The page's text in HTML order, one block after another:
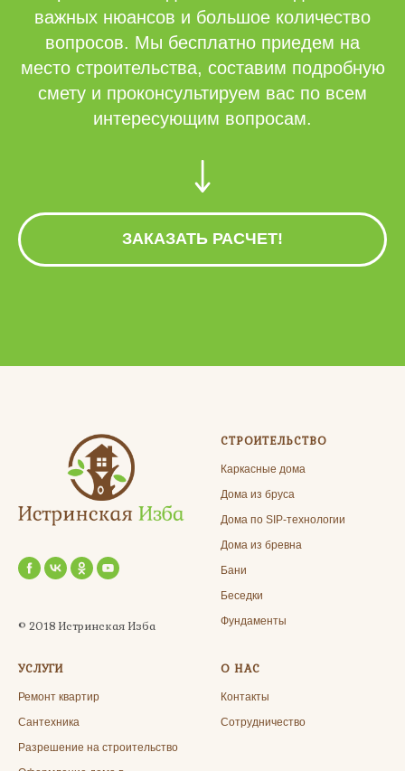
важных нюансов и большое количество
вопросов. Мы бесплатно приедем на
место строительства, составим подробную
смету и проконсультируем вас по всем
интересующим вопросам.
ЗАКАЗАТЬ РАСЧЕТ!
© 2018 Истринская Изба
СТРОИТЕЛЬСТВО
Каркасные дома
Дома из бруса
Дома по SIP-технологии
Дома из бревна
Бани
Беседки
Фундаменты
УСЛУГИ
Ремонт квартир
Сантехника
Разрешение на строительство
О НАС
Контакты
Сотрудничество